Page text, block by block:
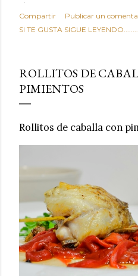
típicas patatas de bolsa,
ultraprocesados llenos de
Todos hemos estado ahí. Sin
satisface. Estas alubias
por completo tu forma de ver
asociar las alubias
revolucionaria,
humilde como la alubia de La
sustituto perfecto a los frutos
Compartir
Publicar un
SI TE GUSTA SIGUE
ROLLITOS DE
PIMIENTOS
Rollitos de caballa con